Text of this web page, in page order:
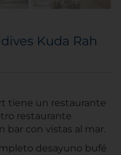
Kuda Rah
tiene un restaurante
restaurante
bar con vistas al mar.
desayuno bufé